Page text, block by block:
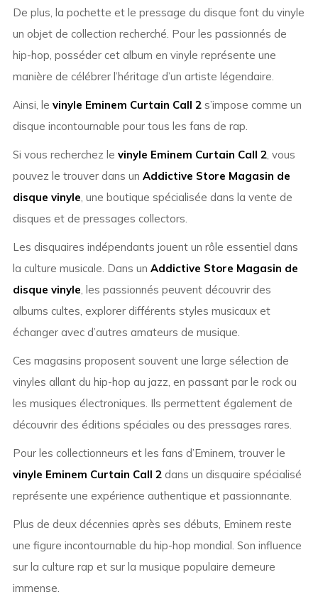
De plus, la pochette et le pressage du disque font du vinyle
un objet de collection recherché. Pour les passionnés de
hip-hop, posséder cet album en vinyle représente une
manière de célébrer l’héritage d’un artiste légendaire.
Ainsi, le vinyle Eminem Curtain Call 2s’impose comme un
disque incontournable pour tous les fans de rap.
Si vous recherchez le vinyle Eminem Curtain Call 2, vous
pouvez le trouver dans un Addictive Store Magasin de
disque vinyle, une boutique spécialisée dans la vente de
disques et de pressages collectors.
Les disquaires indépendants jouent un rôle essentiel dans
la culture musicale. Dans un Addictive Store Magasin de
disque vinyle, les passionnés peuvent découvrir des
albums cultes, explorer différents styles musicaux et
échanger avec d’autres amateurs de musique.
Ces magasins proposent souvent une large sélection de
vinyles allant du hip-hop au jazz, en passant par le rock ou
les musiques électroniques. Ils permettent également de
découvrir des éditions spéciales ou des pressages rares.
Pour les collectionneurs et les fans d’Eminem, trouver le
vinyle Eminem Curtain Call 2dans un disquaire spécialisé
représente une expérience authentique et passionnante.
Plus de deux décennies après ses débuts, Eminem reste
une figure incontournable du hip-hop mondial. Son influence
sur la culture rap et sur la musique populaire demeure
immense.